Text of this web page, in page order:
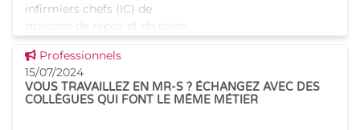
infirmiers chefs (IC) de
maisons de repos et de soins
objectif principal de pérenniser
la collaboration
Voir cette news
Professionnels
15/07/2024
VOUS TRAVAILLEZ EN MR-S ? ÉCHANGEZ AVEC DES
COLLÈGUES QUI FONT LE MÊME MÉTIER